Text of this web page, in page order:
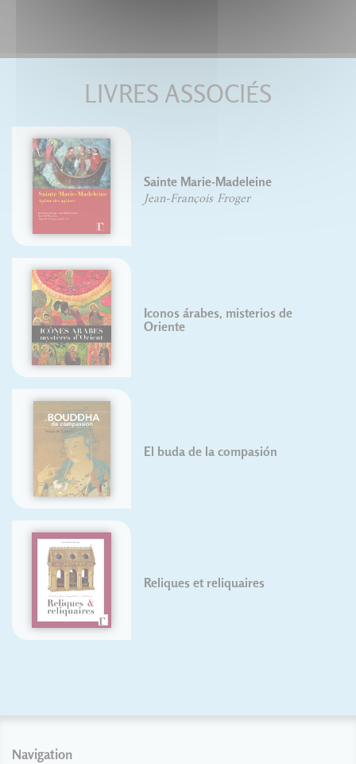
LIVRES ASSOCIÉS
Sainte Marie-Madeleine
Jean-François Froger
Iconos árabes, misterios de
Oriente
El buda de la compasión
Reliques et reliquaires
Navigation